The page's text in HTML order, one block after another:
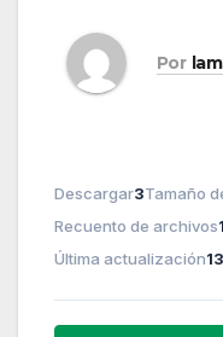
Por
Descargar3Tamaño
Recuento de archivos1
Última actualización